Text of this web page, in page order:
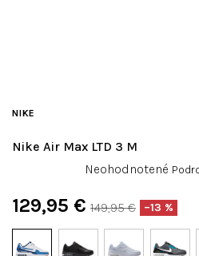
149,95 € –13 %
129,95 €
Nike Air Max LTD 3 M
NIKE
Priemerné
produktu
je
0,0
z
Neohodnotené